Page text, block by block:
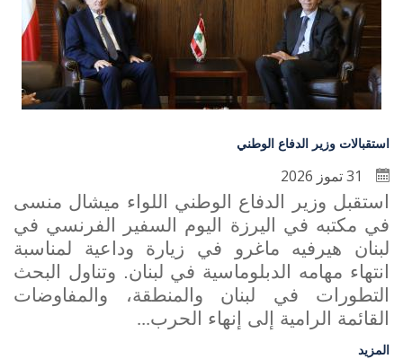
استقبالات وزير الدفاع الوطني
استقبل وزير الدفاع الوطني اللواء ميشال منسى
في مكتبه في اليرزة اليوم السفير الفرنسي في
لبنان هيرفيه ماغرو في زيارة وداعية لمناسبة
انتهاء مهامه الدبلوماسية في لبنان. وتناول البحث
التطورات في لبنان والمنطقة، والمفاوضات
القائمة الرامية إلى إنهاء الحرب...
المزيد